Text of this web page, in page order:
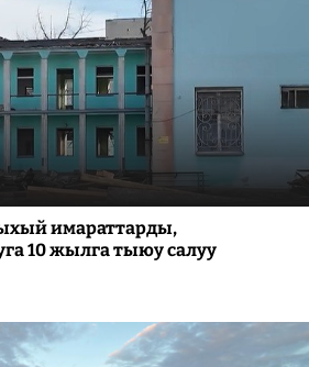
имараттарды,
10 жылга тыюу салуу